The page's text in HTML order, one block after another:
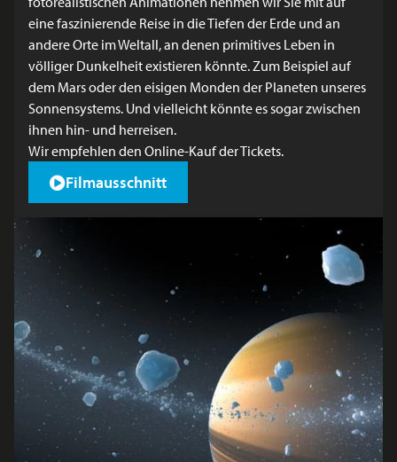
eine faszinierende Reise in die Tiefen der Erde und an
andere Orte im Weltall, an denen primitives Leben in
völliger Dunkelheit existieren könnte. Zum Beispiel auf
dem Mars oder den eisigen Monden der Planeten unseres
Sonnensystems. Und vielleicht könnte es sogar zwischen
ihnen hin- und herreisen.
Wir empfehlen den Online-Kauf der Tickets.
Filmausschnitt